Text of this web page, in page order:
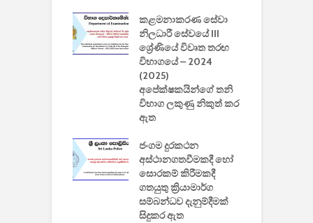
කළමනාකරණ සේවා
නිලධාරී සේවයේ III
ශ්‍රේණියේ විවෘත තරඟ
විභාගයේ – 2024
(2025)
අපේක්ෂකයින්ගේ තනි
විභාග ලකුණු නිකුත් කර
ඇත
ජංගම දුරකථන
අස්ථානගතවීමකදී හෝ
සොරකම් කිරීමකදී
ගතයුතු ක්‍රියාමාර්ග
සම්බන්ධව දැනුම්දීමක්
සිදුකර ඇත